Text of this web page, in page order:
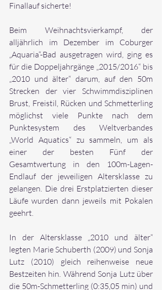
Finallauf sicherte!
Beim Weihnachtsvierkampf, der
alljährlich im Dezember im Coburger
„Aquaria“-Bad ausgetragen wird, ging es
für die Doppeljahrgänge „2015/2016“ bis
„2010 und älter“ darum, auf den 50m
Strecken der vier Schwimmdisziplinen
Brust, Freistil, Rücken und Schmetterling
möglichst viele Punkte nach dem
Punktesystem des Weltverbandes
„World Aquatics“ zu sammeln, um als
einer der besten Fünf der
Gesamtwertung in den 100m-Lagen-
Endlauf der jeweiligen Altersklasse zu
gelangen. Die drei Erstplatzierten dieser
Läufe wurden dann jeweils mit Pokalen
geehrt.
In der Altersklasse „2010 und älter“
legten Marie Schuberth (2009) und Sonja
Lutz (2010) gleich reihenweise neue
Bestzeiten hin. Während Sonja Lutz über
die 50m-Schmetterling (0:35,05 min) und